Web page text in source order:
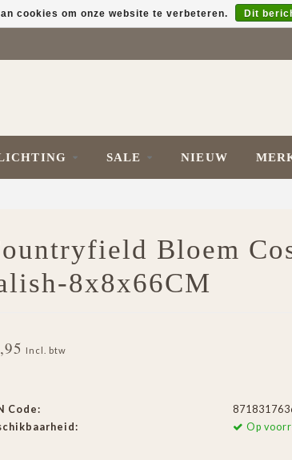
SALE NIEUW
Bloem
8x8x66CM
Incl. btw
Code:
Op
cookies om onze website te verbeteren. Dit